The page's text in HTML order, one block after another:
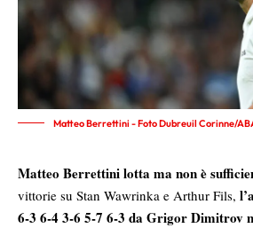
Matteo Berrettini - Foto Dubreuil Corinne/
Matteo Berrettini lotta ma non è
vittorie su Stan Wawrinka e Arthur Fils,
6-3 6-4 3-6 5-7 6-3 da Grigor Dimitrov